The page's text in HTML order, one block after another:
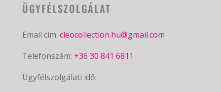
ÜGYFÉLSZOLGÁLAT
Email cím: cleocollection.hu@gmail.com
Telefonszám: +36 30 841 6811
Ügyfélszolgálati idő: